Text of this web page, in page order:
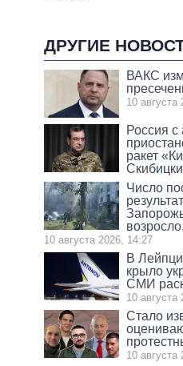
ДРУГИЕ
ВАКС
10 августа
Россия с
ракет
Число
10 августа 2026, 14:27
В
крыло
СМИ
10 августа
Стало
10 августа